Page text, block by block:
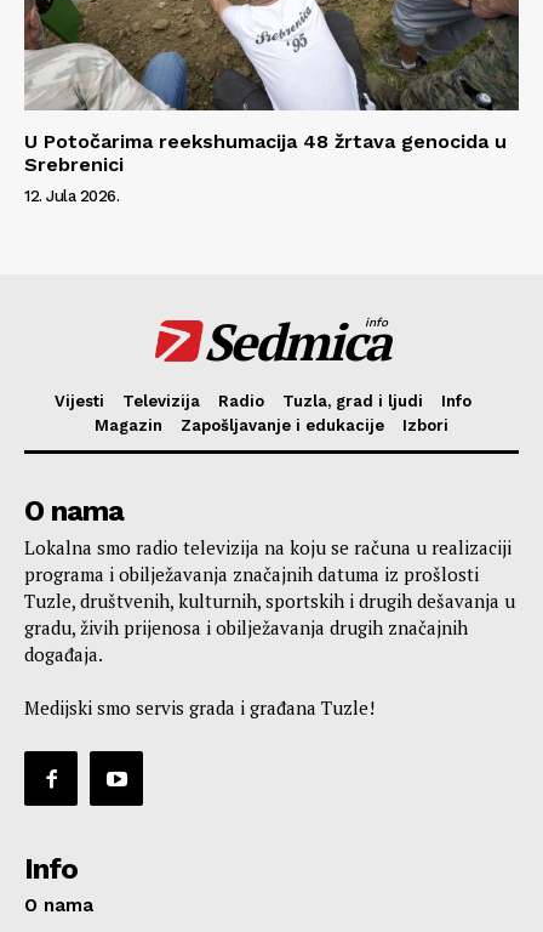
U Potočarima reekshumacija 48 žrtava genocida u
Srebrenici
12. Jula 2026.
Sedmica
info
Vijesti Televizija Radio Tuzla, grad i ljudi
Info
Magazin
Zapošljavanje i edukacije Izbori
O nama
Lokalna smo radio televizija na koju se računa u realizaciji
programa i obilježavanja značajnih datuma iz prošlosti
Tuzle, društvenih, kulturnih, sportskih i drugih dešavanja u
gradu, živih prijenosa i obilježavanja drugih značajnih
događaja.
Medijski smo servis grada i građana Tuzle!
Info
O nama